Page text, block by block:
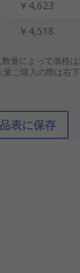
￥4,623
￥4,518
量によって価格
ご購入の際は右
表に保存